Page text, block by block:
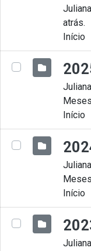
atrás.
Início
Início
Início